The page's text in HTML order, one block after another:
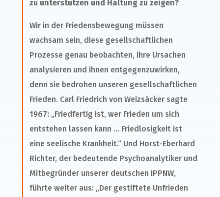
zu unterstützen und Haltung zu zeigen?
Wir in der Friedensbewegung müssen
wachsam sein, diese gesellschaftlichen
Prozesse genau beobachten, ihre Ursachen
analysieren und ihnen entgegenzuwirken,
denn sie bedrohen unseren gesellschaftlichen
Frieden. Carl Friedrich von Weizsäcker sagte
1967: „Friedfertig ist, wer Frieden um sich
entstehen lassen kann … Friedlosigkeit ist
eine seelische Krankheit.“ Und Horst-Eberhard
Richter, der bedeutende Psychoanalytiker und
Mitbegründer unserer deutschen IPPNW,
führte weiter aus: „Der gestiftete Unfrieden